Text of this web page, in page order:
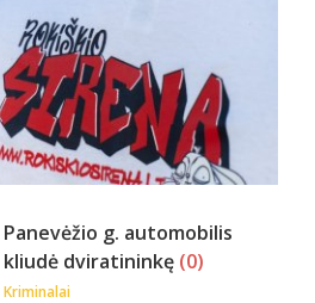
Panevėžio g. automobilis
kliudė dviratininkę (0)
Kriminalai